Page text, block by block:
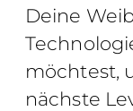
Deine
möchtest,
nächste